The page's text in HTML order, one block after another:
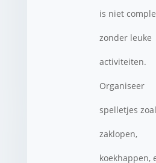
is niet
zonder leuke
activiteiten.
Organiseer
spelletjes
zaklopen,
koekhappen,